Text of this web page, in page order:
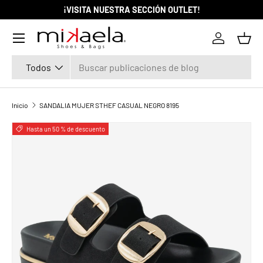
IR AL CONTENIDO
¡VISITA NUESTRA SECCIÓN OUTLET!
Todos
Iniciar
Menú
Inicio SANDALIA MUJER STHEF CASUAL NEGRO 8195
La imagen 1 ya está disponible en la vista de galería
Hasta un 50 % de descuento